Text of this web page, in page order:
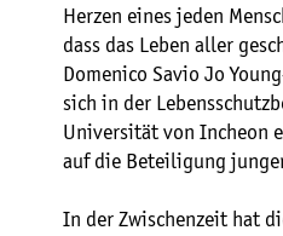
Herzen eines jeden
dass das Leben aller
Domenico Savio Jo
sich in der
Universität von Incheon
auf die Beteiligung
In der Zwischenzeit hat